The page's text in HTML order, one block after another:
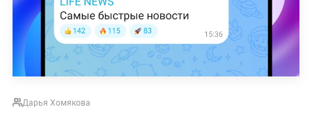
Дарья Хомякова